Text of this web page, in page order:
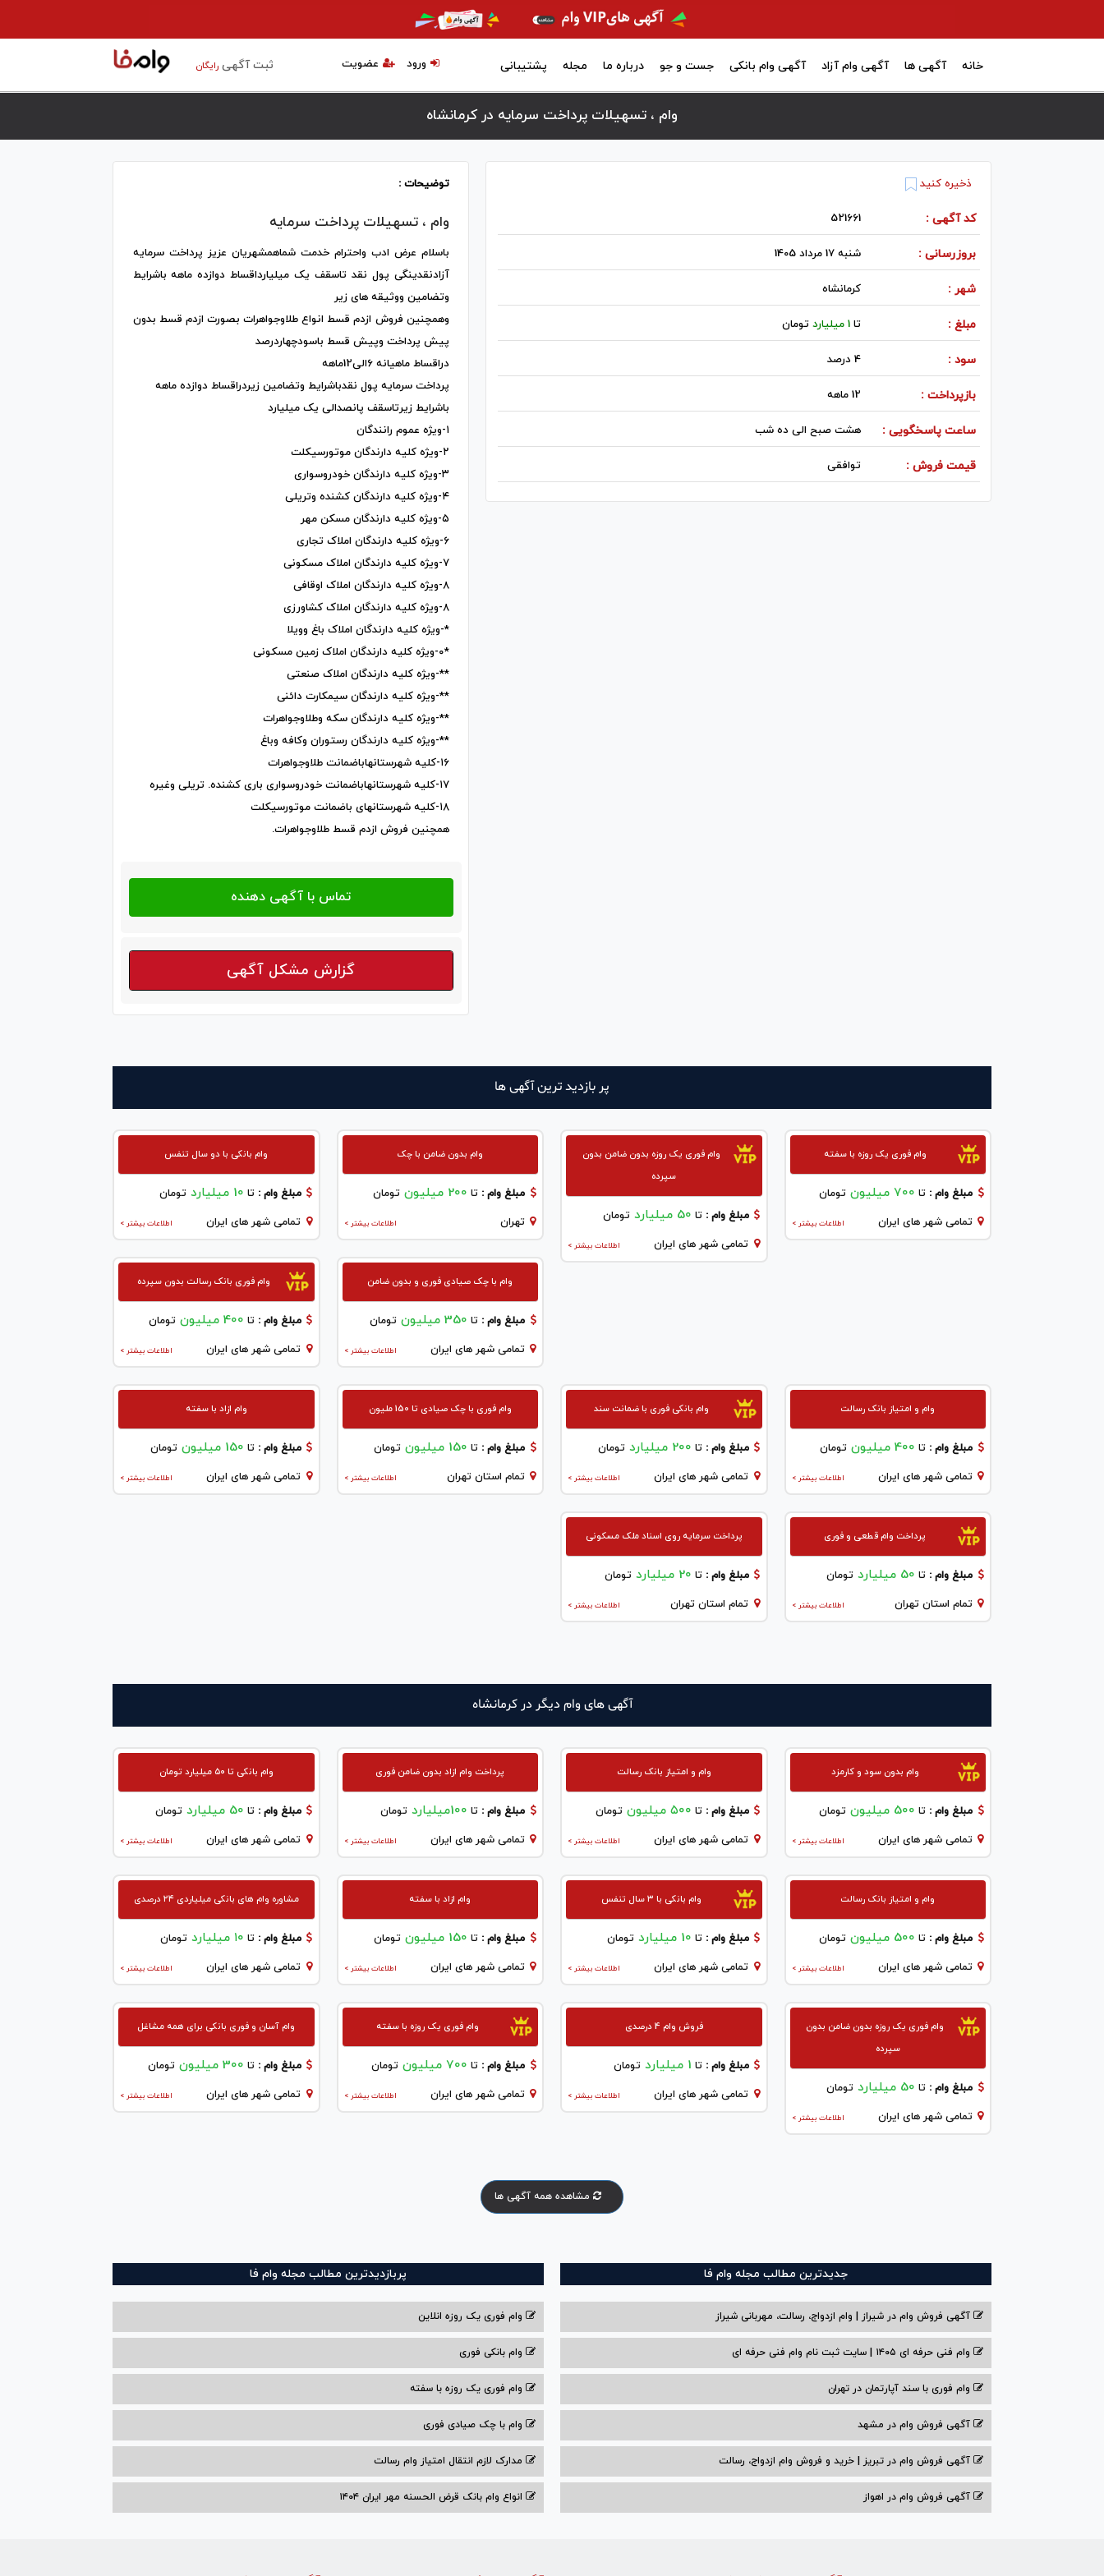
ثبت آگهیرایگان عضویت ورود خانه آگهی ها آگهی وام آزاد آگهی وام بانکی جست و جو درباره ما مجله پشتیبانی
وام ، تسهیلات پرداخت سرمایه در كرمانشاه
ذخیره کنید
کد آگهی : 521661
بروزرسانی : شنبه 17 مرداد 1405
شهر : كرمانشاه
مبلغ : تا1 میلیارد تومان
سود : 4 درصد
بازپرداخت : 12 ماهه
ساعت پاسخگویی : هشت صبح الی ده شب
قیمت فروش : توافقی
توضیحات :
وام ، تسهیلات پرداخت سرمایه
باسلام عرض ادب واحترام خدمت شماهمشهریان عزیز پرداخت سرمایه
آزادنقدینگی پول نقد تاسقف یک میلیارداقساط دوازده ماهه باشرایط
وتضامین ووثیقه های زیر
وهمچنین فروش ازدم قسط انواع طلاوجواهرات بصورت ازدم قسط بدون
پیش پرداخت وپیش قسط باسودچهاردرصد
دراقساط ماهیانه 6الی12ماهه
پرداخت سرمایه پول نقدباشرایط وتضامین زیردراقساط دوازده ماهه
باشرایط زیرتاسقف پانصدالی یک میلیارد
۱-ویژه عموم رانندگان
۲-ویژه کلیه دارندگان موتورسیکلت
۳-ویژه کلیه دارندگان خودروسواری
۴-ویژه کلیه دارندگان کشنده وتریلی
۵-ویژه کلیه دارندگان مسکن مهر
۶-ویژه کلیه دارندگان املاک تجاری
۷-ویژه کلیه دارندگان املاک مسکونی
۸-ویژه کلیه دارندگان املاک اوقافی
۸-ویژه کلیه دارندگان املاک کشاورزی
*-ویژه کلیه دارندگان املاک باغ وویلا
*۰-ویژه کلیه دارندگان املاک زمین مسکونی
**-ویژه کلیه دارندگان املاک صنعتی
**-ویژه کلیه دارندگان سیمکارت دائنی
**-ویژه کلیه دارندگان سکه وطلاوجواهرات
**-ویژه کلیه دارندگان رستوران وکافه وباغ
۱۶-کلیه شهرستانهاباضمانت طلاوجواهرات
۱۷-کلیه شهرستانهاباضمانت خودروسواری باری کشنده. تریلی وغیره
۱۸-کلیه شهرستانهای باضمانت موتورسیکلت
همچنین فروش ازدم قسط طلاوجواهرات.
گزارش مشکل آگهی
پر بازدید ترین آگهی ها
وام فوری یک روزه با سفته
مبلغ وام : تا 700 میلیون تومان
اطلاعات بیشتر > تمامی شهر های ایران
وام فوری یک روزه بدون ضامن بدون
سپرده
مبلغ وام :تا 50 میلیارد تومان
اطلاعات بیشتر > تمامی شهر های ایران
وام بدون ضامن با چک
مبلغ وام : تا 200 میلیون تومان
اطلاعات بیشتر > تهران
وام بانکی با دو سال تنفس
مبلغ وام :تا 10 میلیارد تومان
اطلاعات بیشتر > تمامی شهر های ایران
وام با چک صیادی فوری و بدون ضامن
مبلغ وام : تا 350 میلیون تومان
اطلاعات بیشتر > تمامی شهر های ایران
وام فوری بانک رسالت بدون سپرده
مبلغ وام :تا 400 میلیون تومان
اطلاعات بیشتر > تمامی شهر های ایران
وام و امتیاز بانک رسالت
مبلغ وام : تا 400 میلیون تومان
اطلاعات بیشتر > تمامی شهر های ایران
وام بانکی فوری با ضمانت سند
مبلغ وام :تا 200 میلیارد تومان
اطلاعات بیشتر > تمامی شهر های ایران
وام فوری با چک صیادی تا 150 ملیون
مبلغ وام : تا 150 میلیون تومان
اطلاعات بیشتر > تمام استان تهران
وام ازاد با سفته
مبلغ وام :تا 150 میلیون تومان
اطلاعات بیشتر > تمامی شهر های ایران
پرداخت وام قطعی و فوری
مبلغ وام : تا 50 میلیارد تومان
اطلاعات بیشتر > تمام استان تهران
پرداخت سرمایه روی اسناد ملک مسکونی
مبلغ وام :تا 20 میلیارد تومان
اطلاعات بیشتر > تمام استان تهران
آگهی های وام دیگر در كرمانشاه
وام بدون سود و کارمزد
مبلغ وام : تا 500 میلیون تومان
اطلاعات بیشتر > تمامی شهر های ایران
وام و امتیاز بانک رسالت
مبلغ وام :تا ۵۰۰ میلیون تومان
اطلاعات بیشتر > تمامی شهر های ایران
پرداخت وام ازاد بدون ضامن فوری
مبلغ وام : تا 100میلیارد تومان
اطلاعات بیشتر > تمامی شهر های ایران
وام بانکی تا ۵۰ میلیارد تومان
مبلغ وام :تا 50 میلیارد تومان
اطلاعات بیشتر > تمامی شهر های ایران
وام و امتیاز بانک رسالت
مبلغ وام : تا 500 میلیون تومان
اطلاعات بیشتر > تمامی شهر های ایران
وام بانکی با ۳ سال تنفس
مبلغ وام :تا 10 میلیارد تومان
اطلاعات بیشتر > تمامی شهر های ایران
وام ازاد با سفته
مبلغ وام : تا 150 میلیون تومان
اطلاعات بیشتر > تمامی شهر های ایران
مشاوره وام های بانکی میلیاردی ۲۴ درصدی
مبلغ وام :تا ۱۰ میلیارد تومان
اطلاعات بیشتر > تمامی شهر های ایران
وام فوری یک روزه بدون ضامن بدون
سپرده
مبلغ وام : تا 50 میلیارد تومان
اطلاعات بیشتر > تمامی شهر های ایران
فروش وام 4 درصدی
مبلغ وام :تا 1 میلیارد تومان
اطلاعات بیشتر > تمامی شهر های ایران
وام فوری یک روزه با سفته
مبلغ وام : تا 700 میلیون تومان
اطلاعات بیشتر > تمامی شهر های ایران
وام آسان و فوری بانکی برای همه مشاغل
مبلغ وام :تا 300 میلیون تومان
اطلاعات بیشتر > تمامی شهر های ایران
مشاهده همه آگهی ها
جدیدترین مطالب مجله وام فا
آگهی فروش وام در شیراز | وام ازدواج، رسالت، مهربانی شیراز
وام فنی حرفه ای ۱۴۰۵ | سایت ثبت نام وام فنی حرفه ای
وام فوری با سند آپارتمان در تهران
آگهی فروش وام در مشهد
آگهی فروش وام در تبریز | خرید و فروش وام ازدواج، رسالت
آگهی فروش وام در اهواز
پربازدیدترین مطالب مجله وام فا
وام فوری یک روزه انلاین
وام بانکی فوری
وام فوری یک روزه با سفته
وام با‌ چک صیادی‌ فوری
مدارک لازم انتقال امتیاز وام رسالت
انواع وام بانک قرض الحسنه مهر ایران ۱۴۰۴